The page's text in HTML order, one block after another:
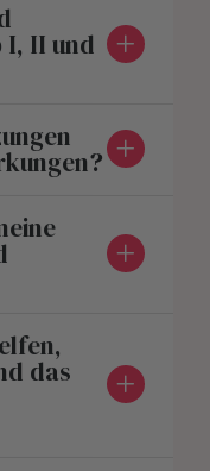
I, II und
das